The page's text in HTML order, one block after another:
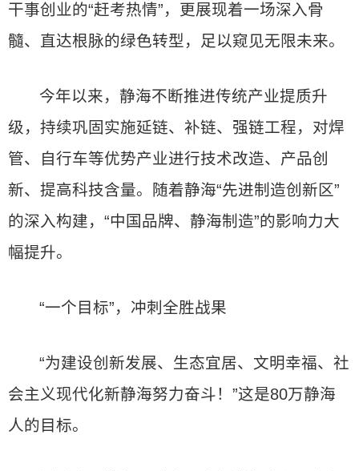
干事创业的“赶考热情”，更展现着一场深入骨
髓、直达根脉的绿色转型，足以窥见无限未来。
今年以来，静海不断推进传统产业提质升
级，持续巩固实施延链、补链、强链工程，对焊
管、自行车等优势产业进行技术改造、产品创
新、提高科技含量。随着静海“先进制造创新区”
的深入构建，“中国品牌、静海制造”的影响力大
幅提升。
“一个目标”，冲刺全胜战果
“为建设创新发展、生态宜居、文明幸福、社
会主义现代化新静海努力奋斗！”这是80万静海
人的目标。